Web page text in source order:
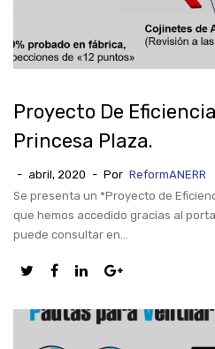
Proyecto De
Princesa Plaza.
- abril, 2020 - Por ReformANERR
Se presenta un *Proyecto de
que hemos accedido gracias al
puede consultar en...